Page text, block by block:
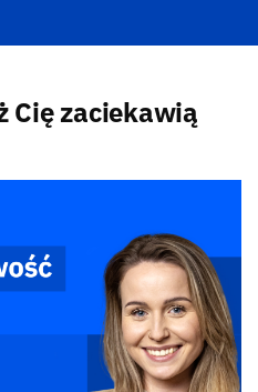
Cię zaciekawią